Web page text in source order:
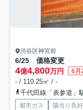
渋谷区神宮前
6/25 価格変更
4億4,800万円 6月
- / 110.25㎡ / -
千代田線「表参道」
都市ガス 陽当り良好